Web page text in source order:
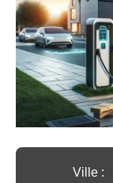
Ville :️